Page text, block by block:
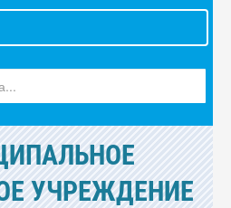
УЧРЕЖДЕНИЕ